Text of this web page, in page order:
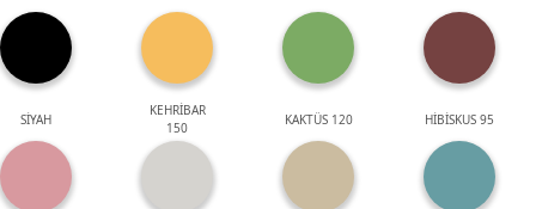
SİYAH
KEHRİBAR
150
KAKTÜS 120 HİBİSKUS 95